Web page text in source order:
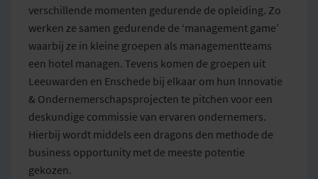
verschillende momenten gedurende de opleiding. Zo
werken ze samen gedurende de ‘management game’
waarbij ze in kleine groepen als managementteams
een hotel managen. Tevens komen de groepen uit
Leeuwarden en Enschede bij elkaar om hun Innovatie
& Ondernemerschapsprojecten te pitchen voor een
deskundige commissie van ervaren ondernemers.
Hierbij wordt middels een dragons den methode de
business opportunity met de meeste potentie
gekozen.